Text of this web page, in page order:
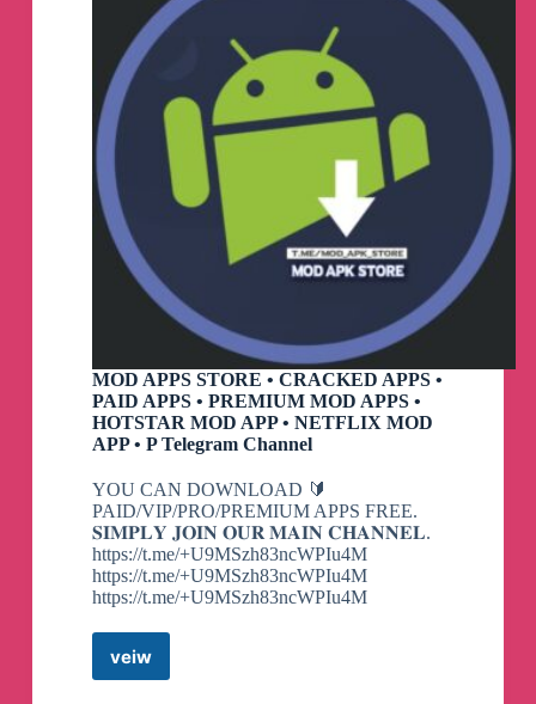
ellos se ríen de sus suscriptores.
Aqui seguimos, DixMax▶️
Prime Video:
https://www.hobbyconsolas.com/noticias/prime-
video-reduce-avisar-calidad-imagen-sonido-todo-
catalogo-no-ser-pagues-cuota-mensual-2-euros-
1379265
Disney:
https://www.xataka.com/streaming/disney-avisa-
subida-precios-te-toca-renovar-suscripcion-anual-
pagaras-30
https://www.elespanol.com/series/disney-
plus/20231102/publicidad-llegado-disney-afecta-
nuevo-plan-anuncios-suscriptores-
actuales/806669353_0.html
Netflix:
entender-que-se-avecinan-aumentos-confirma-fin-
plan-barato-anuncios-algunos-paises
Funcionando nuevamente.
MOD APPS STORE • CRACKED APPS •
PAID APPS • PREMIUM MOD APPS •
HOTSTAR MOD APP • NETFLIX MOD
APP • P Telegram Channel
YOU CAN DOWNLOAD 🔰
PAID/VIP/PRO/PREMIUM APPS FREE.
𝐒𝐈𝐌𝐏𝐋𝐘 𝐉𝐎𝐈𝐍 𝐎𝐔𝐑 𝐌𝐀𝐈𝐍 𝐂𝐇𝐀𝐍𝐍𝐄𝐋.
https://t.me/+U9MSzh83ncWPIu4M
https://t.me/+U9MSzh83ncWPIu4M
https://t.me/+U9MSzh83ncWPIu4M
veiw
MOD